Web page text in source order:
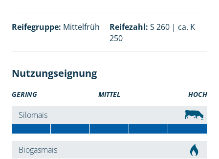
Reifegruppe: Mittelfrüh Reifezahl: S 260 | ca. K
250
Nutzungseignung
GERING MITTEL HOCH
Silomais
Biogasmais